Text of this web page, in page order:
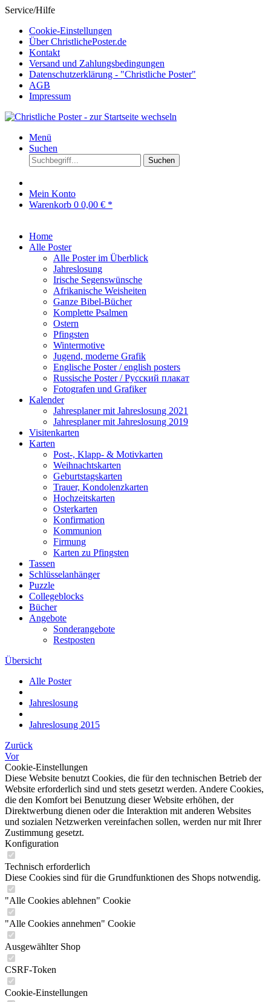
Service/Hilfe
Cookie-Einstellungen
Über ChristlichePoster.de
Kontakt
Versand und Zahlungsbedingungen
Datenschutzerklärung - "Christliche Poster"
AGB
Impressum
Menü
Suchen
Suchen
Mein Konto
Warenkorb 0 0,00 € *
Home
Alle Poster
Alle Poster im Überblick
Jahreslosung
Irische Segenswünsche
Afrikanische Weisheiten
Ganze Bibel-Bücher
Komplette Psalmen
Ostern
Pfingsten
Wintermotive
Jugend, moderne Grafik
Englische Poster / english posters
Russische Poster / Русский плакат
Fotografen und Grafiker
Kalender
Jahresplaner mit Jahreslosung 2021
Jahresplaner mit Jahreslosung 2019
Visitenkarten
Karten
Post-, Klapp- & Motivkarten
Weihnachtskarten
Geburtstagskarten
Trauer, Kondolenzkarten
Hochzeitskarten
Osterkarten
Konfirmation
Kommunion
Firmung
Karten zu Pfingsten
Tassen
Schlüsselanhänger
Puzzle
Collegeblocks
Bücher
Angebote
Sonderangebote
Restposten
Übersicht
Alle Poster
Jahreslosung
Jahreslosung 2015
Zurück
Vor
Cookie-Einstellungen
Diese Website benutzt Cookies, die für den technischen Betrieb der
Website erforderlich sind und stets gesetzt werden. Andere Cookies,
die den Komfort bei Benutzung dieser Website erhöhen, der
Direktwerbung dienen oder die Interaktion mit anderen Websites
und sozialen Netzwerken vereinfachen sollen, werden nur mit Ihrer
Zustimmung gesetzt.
Konfiguration
Technisch erforderlich
Diese Cookies sind für die Grundfunktionen des Shops notwendig.
"Alle Cookies ablehnen" Cookie
"Alle Cookies annehmen" Cookie
Ausgewählter Shop
CSRF-Token
Cookie-Einstellungen